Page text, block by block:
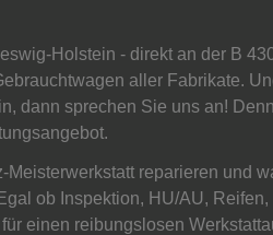
Holstein - direkt an der B
aller Fabrikate.
dann sprechen Sie uns an!
Meisterwerkstatt reparieren und
ob Inspektion, HU/AU,
einen reibungslosen